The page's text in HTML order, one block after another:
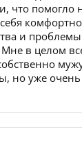
что помогло
и
в целом
но уже